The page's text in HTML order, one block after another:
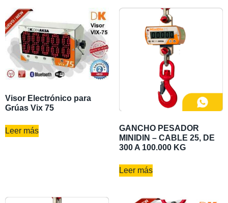
Visor Electrónico para
Grúas Vix 75
Leer más
GANCHO PESADOR
MINIDIN – CABLE 25, DE
300 A 100.000 KG
Leer más